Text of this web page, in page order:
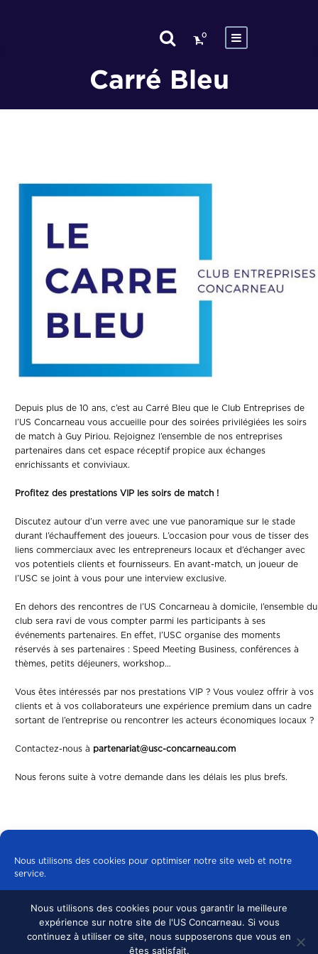
Nous utilisons des cookies pour optimiser notre site web et notre
service.
Tous les cookies
Refuser
0
Carré Bleu
Depuis plus de 10 ans, c’est au Carré Bleu que le Club Entreprises de
l’US Concarneau vous accueille pour des soirées privilégiées les soirs
de match à Guy Piriou. Rejoignez l’ensemble de nos entreprises
partenaires dans cet espace réceptif propice aux échanges
enrichissants et conviviaux.
Profitez des prestations VIP les soirs de match !
Discutez autour d’un verre avec une vue panoramique sur le stade
durant l’échauffement des joueurs. L’occasion pour vous de tisser des
liens commerciaux avec les entrepreneurs locaux et d’échanger avec
vos potentiels clients et fournisseurs. En avant-match, un joueur de
l’USC se joint à vous pour une interview exclusive.
En dehors des rencontres de l’US Concarneau à domicile, l’ensemble du
club sera ravi de vous compter parmi les participants à ses
événements partenaires. En effet, l’USC organise des moments
réservés à ses partenaires : Speed Meeting Business, conférences à
thèmes, petits déjeuners, workshop…
Vous êtes intéressés par nos prestations VIP ? Vous voulez offrir à vos
clients et à vos collaborateurs une expérience premium dans un cadre
sortant de l’entreprise ou rencontrer les acteurs économiques locaux ?
Contactez-nous à partenariat@usc-concarneau.com
Nous ferons suite à votre demande dans les délais les plus brefs.
© 2024 US CONCARNEAU, TOUS DROITS
RÉSERVÉS. MENTIONS LÉGALES •
Nous utilisons des cookies pour vous garantir la meilleure
expérience sur notre site de l'US Concarneau. Si vous
continuez à utiliser ce site, nous supposerons que vous en
êtes satisfait.